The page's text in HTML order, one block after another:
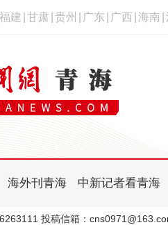
福建 甘肃 贵州 广东 广西 海南
海外刊青海 中新记者看青海
投稿信箱：